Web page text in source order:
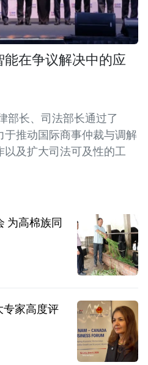
在争议解决中的应
部长、司法部长通过了
于推动国际商事仲裁与调解
及扩大司法可及性的工
为高棉族同
专家高度评